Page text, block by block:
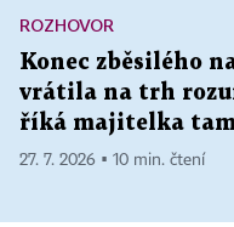
ROZHOVOR
Konec zběsilého
vrátila na trh
říká majitelka
27. 7. 2026 ▪ 10 min. čtení